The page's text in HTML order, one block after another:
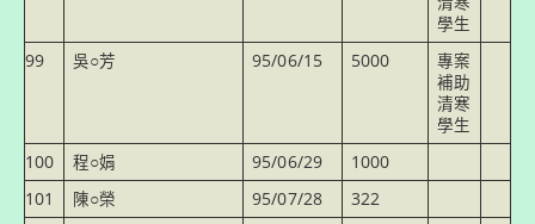
學生
99
吳○芳 95/06/15 5000
專案
補助
清寒
學生
100
程○娟 95/06/29
1000
101
陳○榮 95/07/28
322